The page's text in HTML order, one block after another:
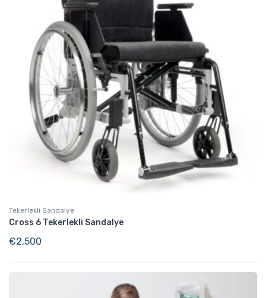
Tekerlekli Sandalye
Cross 6 Tekerlekli Sandalye
€2,500